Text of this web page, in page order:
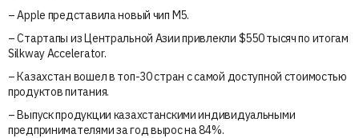
– Apple представила новый чип M5.
– Стартапы из Центральной Азии привлекли $550 тысяч по итогам
Silkway Accelerator.
– Казахстан вошел в топ-30 стран с самой доступной стоимостью
продуктов питания.
– Выпуск продукции казахстанскими индивидуальными
предпринимателями за год вырос на 84%.